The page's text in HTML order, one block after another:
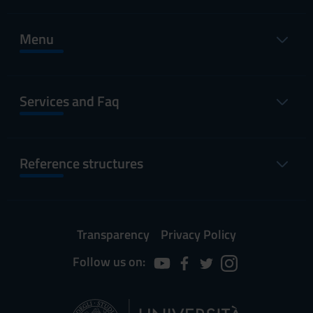
Menu
Services and Faq
Reference structures
Transparency
Privacy Policy
Follow us on: